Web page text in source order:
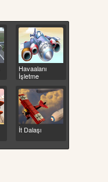
Havaalanı
İşletme
İt Dalaşı